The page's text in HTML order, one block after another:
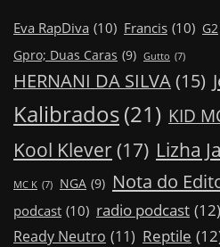
Eva RapDiva (10) Francis (10) G2
Gpro; Duas Caras (9) Gutto (7)
HERNANI DA SILVA(15)
Kalibrados(21) KID
Kool Klever (17) Lizha
MC K (7) NGA (9) Nota do
podcast (10) radio podcast (12)
Ready Neutro (11) Reptile